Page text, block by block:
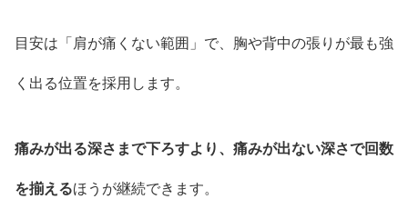
目安は「肩が痛くない範囲」で、胸や背中の張りが最も強
く出る位置を採用します。
痛みが出る深さまで下ろすより、痛みが出ない深さで回数
を揃えるほうが継続できます。